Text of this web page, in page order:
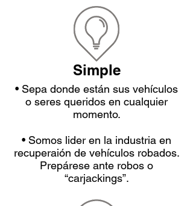
Simple
• Sepa donde están sus vehículos
o seres queridos en cualquier
momento.
• Somos lider en la industria en
recuperaión de vehículos robados.
Prepárese ante robos o
“carjackings”.